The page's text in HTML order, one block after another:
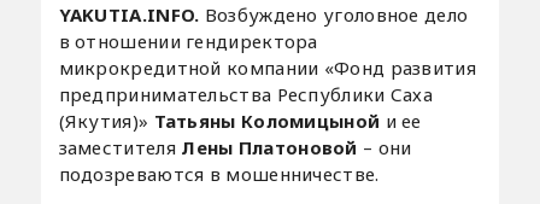
YAKUTIA.INFO. Возбуждено уголовное дело
в отношении гендиректора
микрокредитной компании «Фонд развития
предпринимательства Республики Саха
(Якутия)» Татьяны Коломицыной и ее
заместителя Лены Платоновой – они
подозреваются в мошенничестве.